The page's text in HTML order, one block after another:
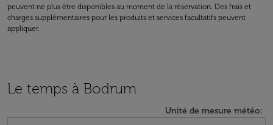
peuvent ne plus être disponibles au moment de la réservation. Des frais et
charges supplémentaires pour les produits et services facultatifs peuvent
appliquer.
Le temps à Bodrum
Unité de mesure météo: